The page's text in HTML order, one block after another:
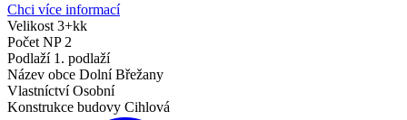
Chci více informací
Velikost 3+kk
Počet NP 2
Podlaží 1. podlaží
Název obce Dolní Břežany
Vlastníctví Osobní
Konstrukce budovy Cihlová